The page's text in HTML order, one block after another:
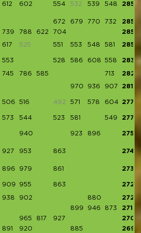
612 602 554 532 539 548 2855
672 679 770 732
2853
739 788 622 704 2853
617 525 551 553 548 581 2850
553 528 586 608 558 2833
745 786 585 713 2829
970 936 907 2813
506 516 492 571 578 604 2775
573 544 523 581 549 2770
940 923 896 2759
927 953 863 2743
896 979 861 2736
909 955 863 2727
938 902 880
2720
899 946 873
2718
965 817 927
2709
891 920 885 2696